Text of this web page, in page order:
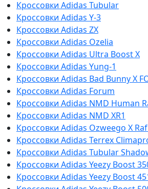
Кроссовки Adidas Tubular
Кроссовки Adidas Y-3
Кроссовки Adidas ZX
Кроссовки Adidas Ozelia
Кроссовки Adidas Ultra Boost X
Кроссовки Adidas Yung-1
Кроссовки Adidas Bad Bunny X
Кроссовки Adidas Forum
Кроссовки Adidas NMD Human
Кроссовки Adidas NMD XR1
Кроссовки Adidas Ozweego Х
Кроссовки Adidas Terrex
Кроссовки Adidas Tubular
Кроссовки Adidas Yeezy Boost
Кроссовки Adidas Yeezy Boost